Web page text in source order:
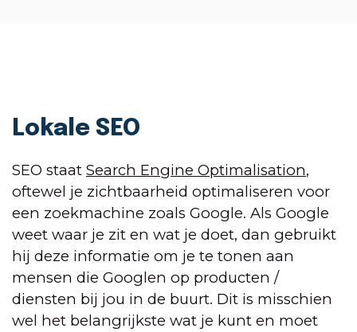
Lokale SEO
SEO staat Search Engine Optimalisation,
oftewel je zichtbaarheid optimaliseren voor
een zoekmachine zoals Google. Als Google
weet waar je zit en wat je doet, dan gebruikt
hij deze informatie om je te tonen aan
mensen die Googlen op producten /
diensten bij jou in de buurt. Dit is misschien
wel het belangrijkste wat je kunt en moet